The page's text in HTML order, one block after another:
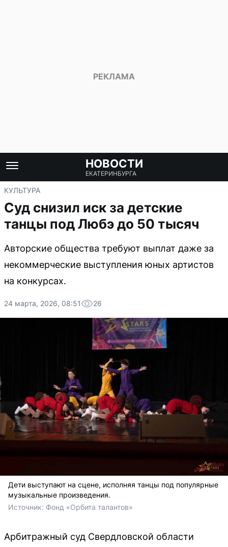
НОВОСТИ
ЕКАТЕРИНБУРГА
КУЛЬТУРА
Суд снизил иск за детские
танцы под Любэ до 50 тысяч
Авторские общества требуют выплат даже за
некоммерческие выступления юных артистов
на конкурсах.
24 марта, 2026, 08:51 26
Дети выступают на сцене, исполняя танцы под популярные
музыкальные произведения.
Источник: Фонд «Орбита талантов»
Арбитражный суд Свердловской области